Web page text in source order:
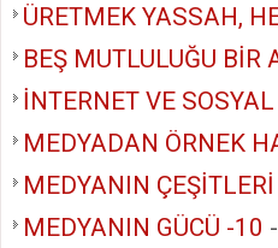
ÜRETMEK YASSAH,
BEŞ MUTLULUĞU BİR
İNTERNET VE
MEDYADAN ÖRNEK
MEDYANIN ÇEŞİTLERİ
MEDYANIN GÜCÜ -10 -